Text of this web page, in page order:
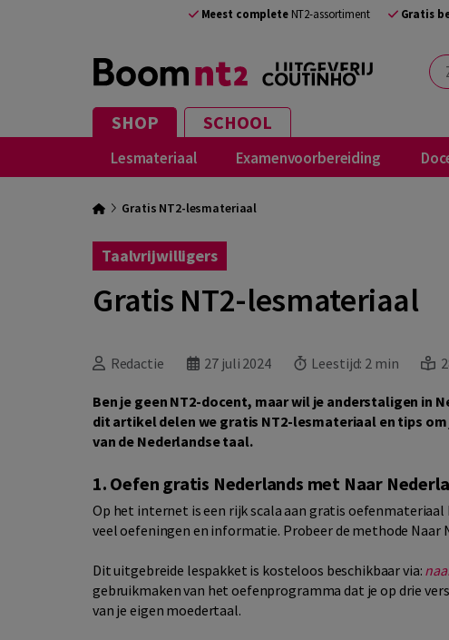
Meest completeNT2-assortiment Gratis
SHOP SCHOOL
Lesmateriaal Examenvoorbereiding
Gratis NT2-lesmateriaal
Taalvrijwilligers
Gratis NT2-lesmateriaal
Redactie 27 juli 2024 Leestijd: 2 min
Ben je geen NT2-docent, maar wil je anderstaligen in
dit artikel delen we gratis NT2-lesmateriaal en tips
van de Nederlandse taal.
1. Oefen gratis Nederlands met Naar
Op het internet is een rijk scala aan gratis oefenmateriaal
veel oefeningen en informatie. Probeer de methode Naar
Dit uitgebreide lespakket is kosteloos beschikbaar via:
gebruikmaken van het oefenprogramma dat je op drie
van je eigen moedertaal.